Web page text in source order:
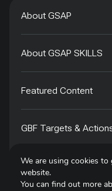
About GSAP
About GSAP SKILLS
Featured Content
GBF Targets &
Tech4Species
We are using cookies
website.
You can find out more